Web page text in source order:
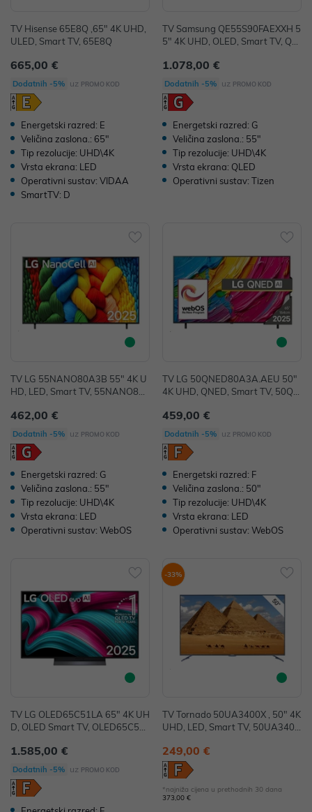
TV Hisense 65E8Q ,65" 4K UHD,
ULED, Smart TV, 65E8Q
665,00 €
Dodatnih -5% uz PROMO KOD
Energetski razred: E
Veličina zaslona.: 65"
Tip rezolucije: UHD\4K
Vrsta ekrana: LED
Operativni sustav: VIDAA
SmartTV: D
TV Samsung QE55S90FAEXXH 5
5" 4K UHD, OLED, Smart TV, QE
1.078,00 €
Dodatnih -5% uz PROMO KOD
Energetski razred: G
Veličina zaslona.: 55"
Tip rezolucije: UHD\4K
Vrsta ekrana: QLED
Operativni sustav: Tizen
TV LG 55NANO80A3B 55" 4K U
HD, LED, Smart TV, 55NANO80
462,00 €
Dodatnih -5% uz PROMO KOD
Energetski razred: G
Veličina zaslona.: 55"
Tip rezolucije: UHD\4K
Vrsta ekrana: LED
Operativni sustav: WebOS
TV LG 50QNED80A3A.AEU 50"
4K UHD, QNED, Smart TV, 50QN
459,00 €
Dodatnih -5% uz PROMO KOD
Energetski razred: F
Veličina zaslona.: 50"
Tip rezolucije: UHD\4K
Vrsta ekrana: LED
Operativni sustav: WebOS
TV LG OLED65C51LA 65" 4K UH
D, OLED Smart TV, OLED65C51L
1.585,00 €
Dodatnih -5% uz PROMO KOD
-33%
TV Tornado 50UA3400X , 50" 4K
UHD, LED, Smart TV, 50UA3400
249,00 €
*najniža cijena u prethodnih 30 dana
373,00 €